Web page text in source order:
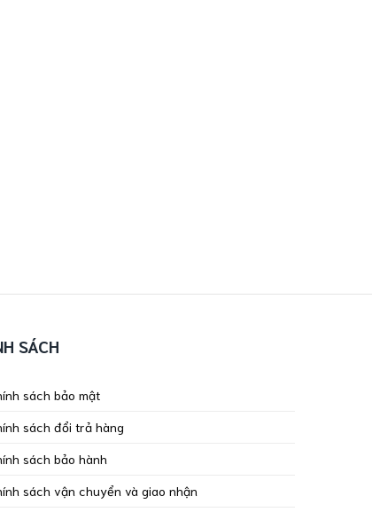
SÁCH
sách bảo mật
sách đổi trả hàng
sách bảo hành
sách vận chuyển và giao nhận